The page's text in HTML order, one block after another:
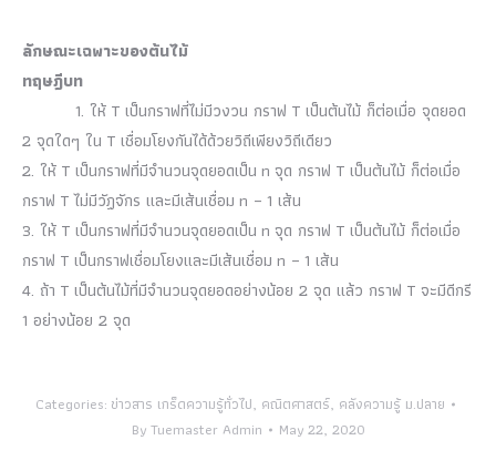
ลักษณะเฉพาะของต้นไม้
ทฤษฎีบท
1. ให้ T เป็นกราฟที่ไม่มีวงวน กราฟ T เป็นต้นไม้ ก็ต่อเมื่อ จุดยอด
2 จุดใดๆ ใน T เชื่อมโยงกันได้ด้วยวิถีเพียงวิถีเดียว
2. ให้ T เป็นกราฟที่มีจำนวนจุดยอดเป็น n จุด กราฟ T เป็นต้นไม้ ก็ต่อเมื่อ
กราฟ T ไม่มีวัฏจักร และมีเส้นเชื่อม n – 1 เส้น
3. ให้ T เป็นกราฟที่มีจำนวนจุดยอดเป็น n จุด กราฟ T เป็นต้นไม้ ก็ต่อเมื่อ
กราฟ T เป็นกราฟเชื่อมโยงและมีเส้นเชื่อม n – 1 เส้น
4. ถ้า T เป็นต้นไม้ที่มีจำนวนจุดยอดอย่างน้อย 2 จุด แล้ว กราฟ T จะมีดีกรี
1 อย่างน้อย 2 จุด
Categories: ข่าวสาร เกร็ดความรู้ทั่วไป, คณิตศาสตร์, คลังความรู้ ม.ปลาย
ByTuemaster Admin May 22, 2020